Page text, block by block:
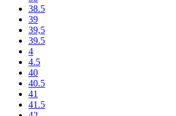
38.5
39
39,5
39.5
4
4.5
40
40.5
41
41.5